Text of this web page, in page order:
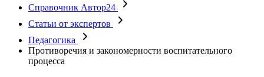
Справочник Автор24
Статьи от экспертов
Педагогика
Противоречия и закономерности воспитательного
процесса